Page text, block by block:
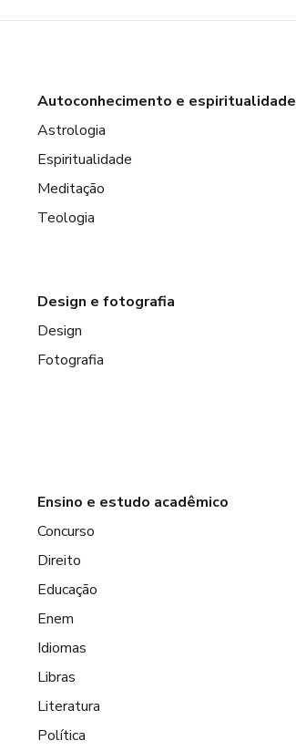
Autoconhecimento e espiritualidade
Astrologia
Espiritualidade
Meditação
Teologia
Design e fotografia
Design
Fotografia
Ensino e estudo acadêmico
Concurso
Direito
Educação
Enem
Idiomas
Libras
Literatura
Política